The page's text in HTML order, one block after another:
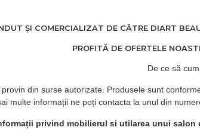
ȘI COMERCIALIZAT DE CĂTRE DIART
PROFITĂ DE OFERTELE
De ce să
din surse autorizate. Produsele sunt
multe informații ne poți contacta la unul din
privind mobilierul si utilarea unui salon